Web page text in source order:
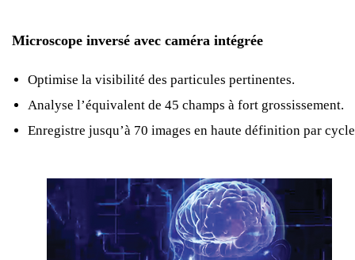
Microscope inversé avec caméra intégrée
Optimise la visibilité des particules pertinentes.
Analyse l’équivalent de 45 champs à fort grossissement.
Enregistre jusqu’à 70 images en haute définition par